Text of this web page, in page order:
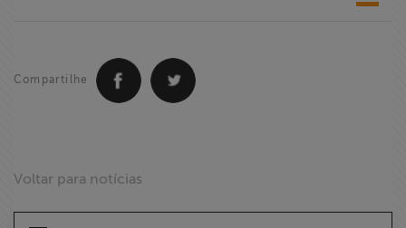
Compartilhe
Voltar para notícias